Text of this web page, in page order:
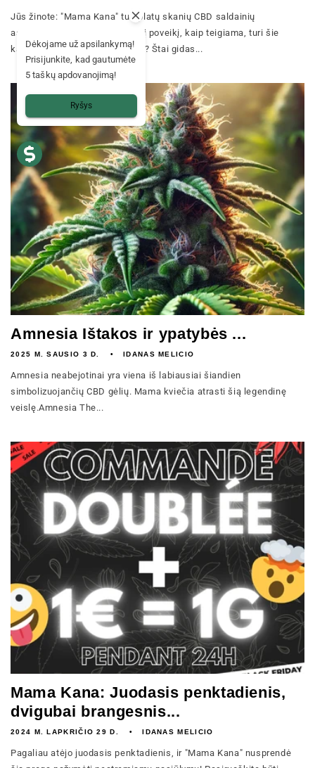
Jūs žinote: "Mama Kana" turi platų skanių CBD saldainių
asortimentą. Bet ar žinote, kokį poveikį, kaip teigiama, turi šie
kanabidiolio turintys skanėstai? Štai gidas...
Amnesia Ištakos ir ypatybės ...
2025 M. SAUSIO 3 D. IDANAS MELICIO
Amnesia neabejotinai yra viena iš labiausiai šiandien
simbolizuojančių CBD gėlių. Mama kviečia atrasti šią legendinę
veislę.Amnesia The...
Mama Kana: Juodasis penktadienis,
dvigubai brangesnis...
2024 M. LAPKRIČIO 29 D. IDANAS MELICIO
Pagaliau atėjo juodasis penktadienis, ir "Mama Kana" nusprendė
Dėkojame už apsilankymą!
Prisijunkite, kad gautumėte
5 taškų apdovanojimą!
Ryšys